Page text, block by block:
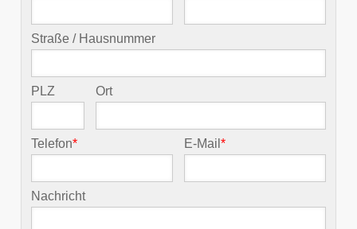
Straße / Hausnummer
PLZ Ort
Telefon* E-Mail*
Nachricht